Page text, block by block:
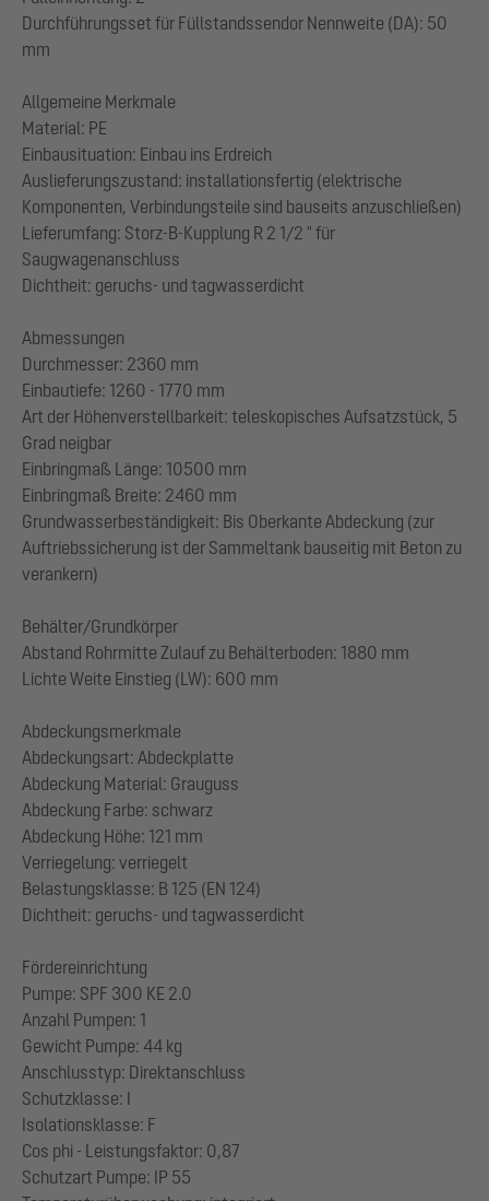
Durchführungsset für Füllstandssendor Nennweite (DA): 50
mm
Allgemeine Merkmale
Material: PE
Einbausituation: Einbau ins Erdreich
Auslieferungszustand: installationsfertig (elektrische
Komponenten, Verbindungsteile sind bauseits anzuschließen)
Lieferumfang: Storz-B-Kupplung R 2 1/2 " für
Saugwagenanschluss
Dichtheit: geruchs- und tagwasserdicht
Abmessungen
Durchmesser: 2360 mm
Einbautiefe: 1260 - 1770 mm
Art der Höhenverstellbarkeit: teleskopisches Aufsatzstück, 5
Grad neigbar
Einbringmaß Länge: 10500 mm
Einbringmaß Breite: 2460 mm
Grundwasserbeständigkeit: Bis Oberkante Abdeckung (zur
Auftriebssicherung ist der Sammeltank bauseitig mit Beton zu
verankern)
Behälter/Grundkörper
Abstand Rohrmitte Zulauf zu Behälterboden: 1880 mm
Lichte Weite Einstieg (LW): 600 mm
Abdeckungsmerkmale
Abdeckungsart: Abdeckplatte
Abdeckung Material: Grauguss
Abdeckung Farbe: schwarz
Abdeckung Höhe: 121 mm
Verriegelung: verriegelt
Belastungsklasse: B 125 (EN 124)
Dichtheit: geruchs- und tagwasserdicht
Fördereinrichtung
Pumpe: SPF 300 KE 2.0
Anzahl Pumpen: 1
Gewicht Pumpe: 44 kg
Anschlusstyp: Direktanschluss
Schutzklasse: I
Isolationsklasse: F
Cos phi - Leistungsfaktor: 0,87
Schutzart Pumpe: IP 55